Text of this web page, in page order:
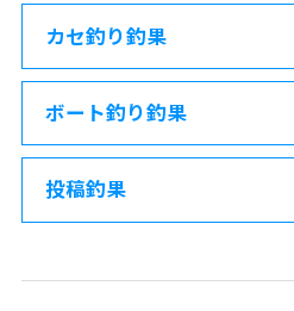
カセ釣り釣果
ボート釣り釣果
投稿釣果